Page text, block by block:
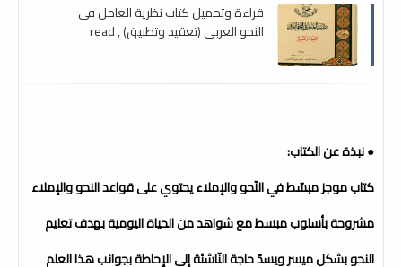
قراءة وتحميل كتاب نظرية العامل في
النحو العربي (تعقيد وتطبيق) , read
● نبذة عن الكتاب:
كتاب موجز مبسّط في النّحو والإملاء يحتوي على قواعد النحو والإملاء
مشروحة بأسلوب مبسط مع شواهد من الحياة اليومية بهدف تعليم
النحو بشكل ميسر ويسدّ حاجة النّاشئة إلى الإحاطة بجوانب هذا العلم